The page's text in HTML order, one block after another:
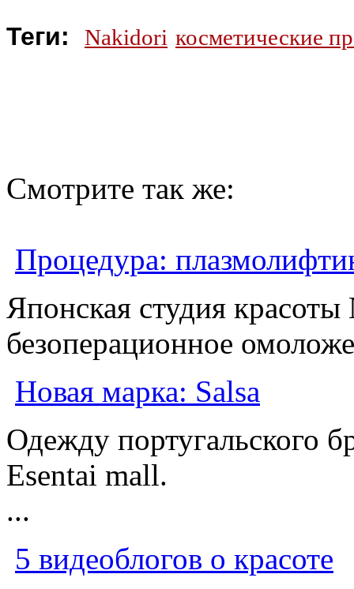
Теги: Nakidori косметические
Смотрите так же:
Процедура:
Японская студия
безоперационное
Новая марка: Salsa
Одежду португальского
Esentai mall.
...
5 видеоблогов о красоте